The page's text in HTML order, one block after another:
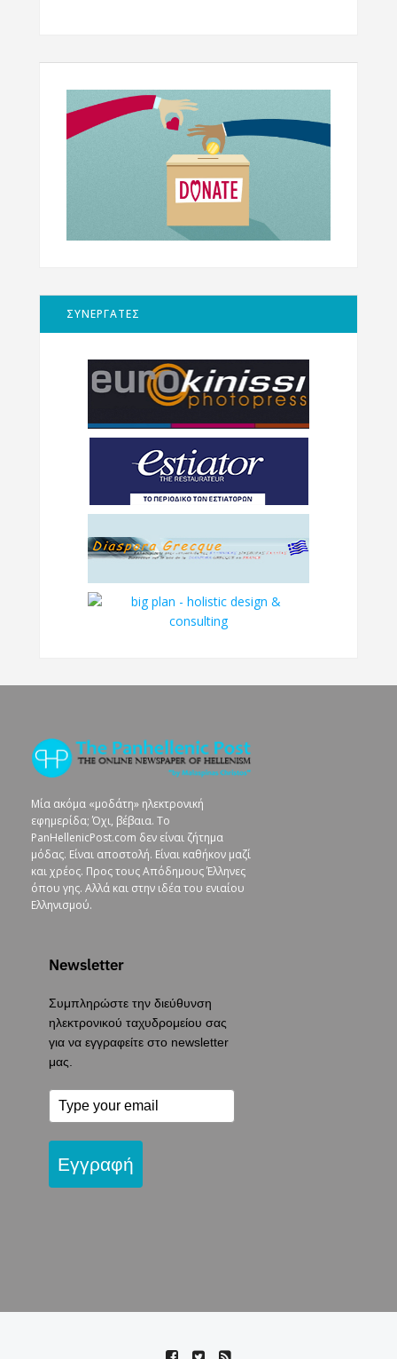
ΣΥΝΕΡΓΑΤΕΣ
Μία ακόμα «μοδάτη» ηλεκτρονική
εφημερίδα; Όχι, βέβαια. To
PanHellenicPost.com δεν είναι ζήτημα
μόδας. Είναι αποστολή. Είναι καθήκον μαζί
και χρέος. Προς τους Απόδημους Έλληνες
όπου γης. Αλλά και στην ιδέα του ενιαίου
Ελληνισμού.
Newsletter
Συμπληρώστε την διεύθυνση
ηλεκτρονικού ταχυδρομείου σας
για να εγγραφείτε στο newsletter
μας.
Εγγραφή